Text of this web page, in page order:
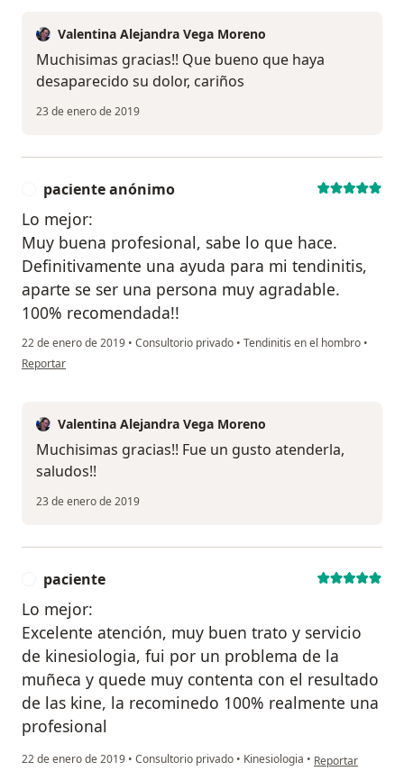
Valentina Alejandra Vega Moreno
Muchisimas gracias!! Que bueno que haya
desaparecido su dolor, cariños
23 de enero de 2019
paciente anónimo
Lo mejor:
Muy buena profesional, sabe lo que hace.
Definitivamente una ayuda para mi tendinitis,
aparte se ser una persona muy agradable.
100% recomendada!!
22 de enero de 2019 • Consultorio privado • Tendinitis en el hombro •
en opinión del usuario paciente anónimo
Reportar
Valentina Alejandra Vega Moreno
Muchisimas gracias!! Fue un gusto atenderla,
saludos!!
23 de enero de 2019
paciente
Lo mejor:
Excelente atención, muy buen trato y servicio
de kinesiologia, fui por un problema de la
muñeca y quede muy contenta con el resultado
de las kine, la recominedo 100% realmente una
profesional
22 de enero de 2019 • Consultorio privado • Kinesiologia • en opinión del
Reportar